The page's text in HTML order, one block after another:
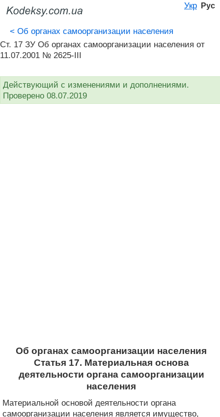
Укр Рус
< Об органах самоорганизации населения
Ст. 17 ЗУ Об органах самоорганизации населения от
11.07.2001 № 2625-III
Действующий с изменениями и дополнениями.
Проверено 08.07.2019
Об органах самоорганизации населения
Статья 17. Материальная основа
деятельности органа самоорганизации
населения
Материальной основой деятельности органа
самоорганизации населения является имущество,